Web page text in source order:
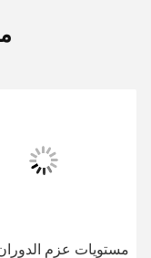
مستويات عزم